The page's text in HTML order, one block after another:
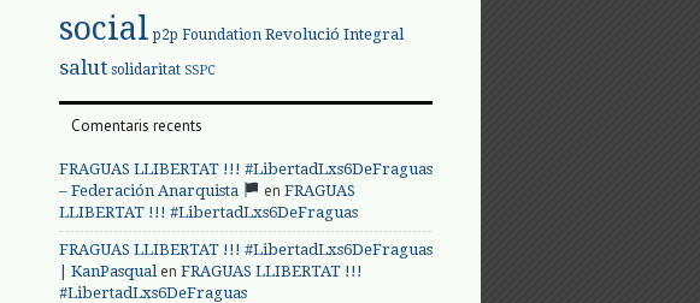
social p2p Foundation Revolució Integral
salut solidaritat SSPC
Comentaris recents
FRAGUAS LLIBERTAT !!! #LibertadLxs6DeFraguas
– Federación Anarquista
en FRAGUAS
LLIBERTAT !!! #LibertadLxs6DeFraguas
FRAGUAS LLIBERTAT !!! #LibertadLxs6DeFraguas
| KanPasqualen FRAGUAS LLIBERTAT !!!
#LibertadLxs6DeFraguas